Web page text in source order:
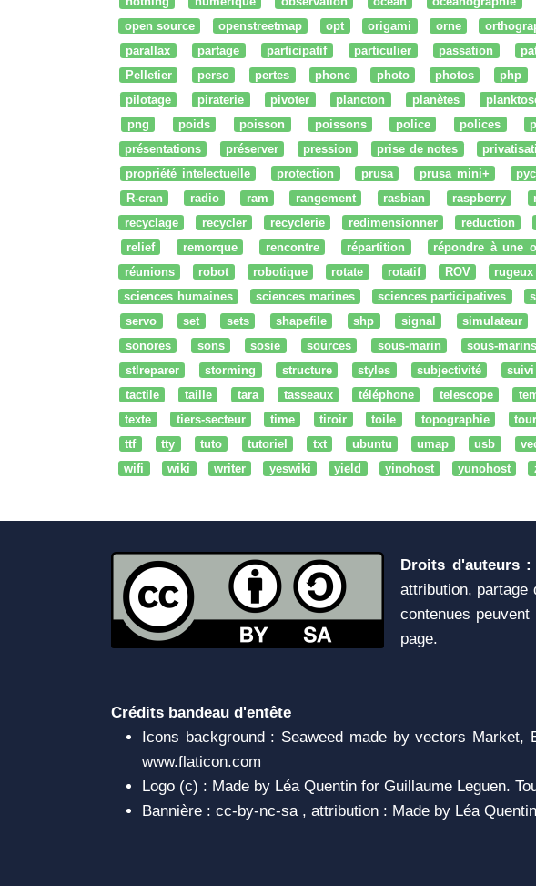
open source
openstreetmap opt origami orne
parallax
partage participatif particulier passation
Pelletier
perso pertes phone photo photos php
pilotage
piraterie pivoter plancton planètes
png
poids poisson poissons police polices
présentations
préserver pression prise de notes
propriété intelectuelle
protection prusa prusa mini+
R-cran
radio ram rangement rasbian raspberry
recyclage
recycler recyclerie redimensionner reduction
relief
remorque rencontre répartition répondre à une
réunions
robot robotique rotate rotatif ROV rugeux
sciences humaines
sciences marines sciences participatives
servo
set sets shapefile shp signal simulateur
sonores
sons sosie sources sous-marin sous-marins
stlreparer
storming structure styles subjectivité suivi
tactile
taille tara tasseaux téléphone telescope
texte
tiers-secteur time tiroir toile topographie tour
ttf
tty tuto tutoriel txt ubuntu umap usb
wifi
wiki writer yeswiki yield yinohost yunohost
Droits d'auteurs :
attribution, partage
contenues
page.
Crédits bandeau d'entête
Icons background : Seaweed made by vectors
www.flaticon.com
Logo (c) : Made by Léa Quentin for Guillaume Leguen.
Bannière : cc-by-nc-sa , attribution : Made by Léa